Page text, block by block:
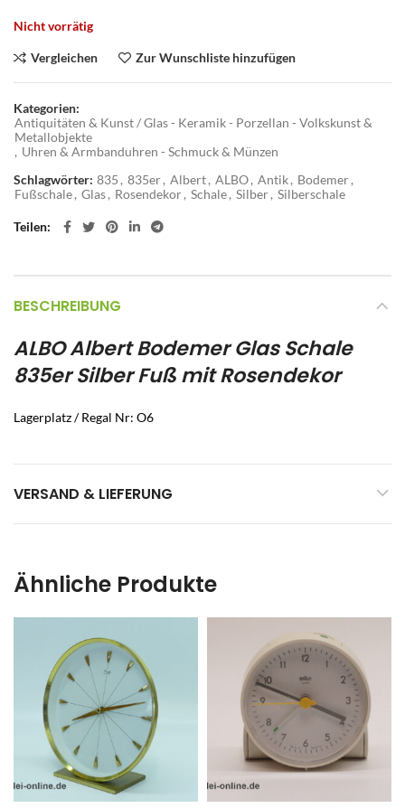
Nicht vorrätig
Vergleichen Zur Wunschliste hinzufügen
Kategorien:
Antiquitäten & Kunst / Glas - Keramik - Porzellan - Volkskunst &
Metallobjekte
, Uhren & Armbanduhren - Schmuck & Münzen
Schlagwörter: 835 , 835er, Albert, ALBO, Antik, Bodemer,
Fußschale, Glas, Rosendekor, Schale, Silber, Silberschale
Teilen
BESCHREIBUNG
ALBO Albert Bodemer Glas Schale
835er Silber Fuß mit Rosendekor
Lagerplatz / Regal Nr: O6
VERSAND & LIEFERUNG
Ähnliche Produkte